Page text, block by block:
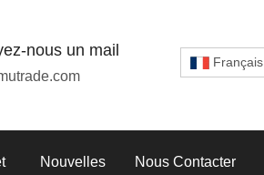
nous un mail
Français
Nouvelles Nous Contacter